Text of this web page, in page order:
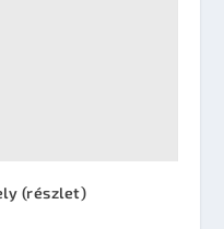
(részlet)